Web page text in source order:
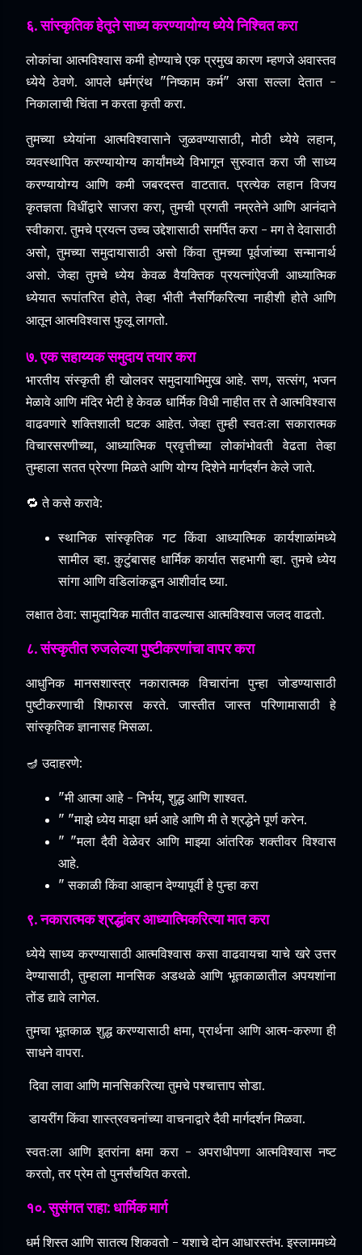
६. सांस्कृतिक हेतूने साध्य करण्यायोग्य ध्येये निश्चित करा
लोकांचा आत्मविश्वास कमी होण्याचे एक प्रमुख कारण म्हणजे अवास्तव
ध्येये ठेवणे. आपले धर्मग्रंथ "निष्काम कर्म" असा सल्ला देतात -
निकालाची चिंता न करता कृती करा.
तुमच्या ध्येयांना आत्मविश्वासाने जुळवण्यासाठी, मोठी ध्येये लहान,
व्यवस्थापित करण्यायोग्य कार्यांमध्ये विभागून सुरुवात करा जी साध्य
करण्यायोग्य आणि कमी जबरदस्त वाटतात. प्रत्येक लहान विजय
कृतज्ञता विधींद्वारे साजरा करा, तुमची प्रगती नम्रतेने आणि आनंदाने
स्वीकारा. तुमचे प्रयत्न उच्च उद्देशासाठी समर्पित करा - मग ते देवासाठी
असो, तुमच्या समुदायासाठी असो किंवा तुमच्या पूर्वजांच्या सन्मानार्थ
असो. जेव्हा तुमचे ध्येय केवळ वैयक्तिक प्रयत्नांऐवजी आध्यात्मिक
ध्येयात रूपांतरित होते, तेव्हा भीती नैसर्गिकरित्या नाहीशी होते आणि
आतून आत्मविश्वास फुलू लागतो.
७. एक सहाय्यक समुदाय तयार करा
भारतीय संस्कृती ही खोलवर समुदायाभिमुख आहे. सण, सत्संग, भजन
मेळावे आणि मंदिर भेटी हे केवळ धार्मिक विधी नाहीत तर ते आत्मविश्वास
वाढवणारे शक्तिशाली घटक आहेत. जेव्हा तुम्ही स्वतःला सकारात्मक
विचारसरणीच्या, आध्यात्मिक प्रवृत्तीच्या लोकांभोवती वेढता तेव्हा
तुम्हाला सतत प्रेरणा मिळते आणि योग्य दिशेने मार्गदर्शन केले जाते.
🔁 ते कसे करावे:
स्थानिक सांस्कृतिक गट किंवा आध्यात्मिक कार्यशाळांमध्ये
सामील व्हा. कुटुंबासह धार्मिक कार्यात सहभागी व्हा. तुमचे ध्येय
सांगा आणि वडिलांकडून आशीर्वाद घ्या.
लक्षात ठेवा: सामुदायिक मातीत वाढल्यास आत्मविश्वास जलद वाढतो.
८. संस्कृतीत रुजलेल्या पुष्टीकरणांचा वापर करा
आधुनिक मानसशास्त्र नकारात्मक विचारांना पुन्हा जोडण्यासाठी
पुष्टीकरणाची शिफारस करते.
जास्तीत जास्त परिणामासाठी हे
सांस्कृतिक ज्ञानासह मिसळा.
🪔 उदाहरणे:
"मी आत्मा आहे - निर्भय, शुद्ध आणि शाश्वत.
" "माझे ध्येय माझा धर्म आहे आणि मी ते श्रद्धेने पूर्ण करेन.
" "मला दैवी वेळेवर आणि माझ्या आंतरिक शक्तीवर विश्वास
आहे.
" सकाळी किंवा आव्हान देण्यापूर्वी हे पुन्हा करा
९. नकारात्मक श्रद्धांवर आध्यात्मिकरित्या मात करा
ध्येये साध्य करण्यासाठी आत्मविश्वास कसा वाढवायचा याचे खरे उत्तर
देण्यासाठी, तुम्हाला मानसिक अडथळे आणि भूतकाळातील अपयशांना
तोंड द्यावे लागेल.
तुमचा भूतकाळ शुद्ध करण्यासाठी क्षमा, प्रार्थना आणि आत्म-करुणा ही
साधने वापरा.
दिवा लावा आणि मानसिकरित्या तुमचे पश्चात्ताप सोडा.
डायरींग किंवा शास्त्रवचनांच्या वाचनाद्वारे दैवी मार्गदर्शन मिळवा.
स्वतःला आणि इतरांना क्षमा करा - अपराधीपणा आत्मविश्वास नष्ट
करतो, तर प्रेम तो पुनर्संचयित करतो.
१०. सुसंगत राहा: धार्मिक मार्ग
धर्म शिस्त आणि सातत्य शिकवतो - यशाचे दोन आधारस्तंभ. इस्लाममध्ये